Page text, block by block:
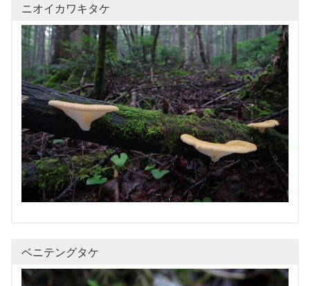
ニオイカワキタケ
ベニテングタケ